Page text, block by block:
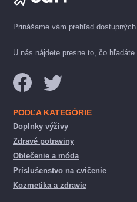
Prinášame vám prehľad
U nás nájdete presne to, čo
PODĽA KATEGÓRIE
Doplnky výživy
Zdravé potraviny
Oblečenie a móda
Príslušenstvo na cvičenie
Kozmetika a zdravie